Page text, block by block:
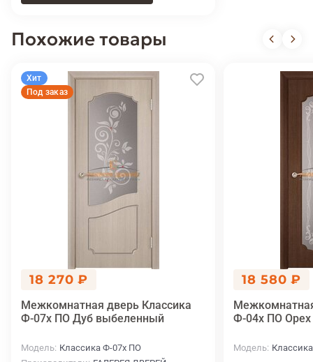
Похожие товары
Хит
Под заказ
18 270 ₽
Межкомнатная дверь Классика
Ф-07х ПО Дуб выбеленный
Модель Классика Ф-07х ПО
18 580 ₽
Ф-04х ПО
Модель